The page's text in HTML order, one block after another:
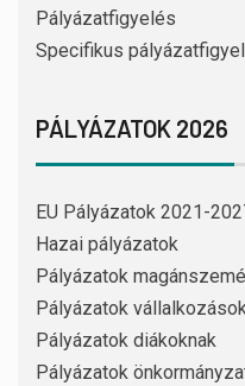
Pályázatfigyelés
Specifikus
PÁLYÁZATOK 2026
EU Pályázatok 2021-
Hazai pályázatok
Pályázatok
Pályázatok
Pályázatok diákoknak
Pályázatok